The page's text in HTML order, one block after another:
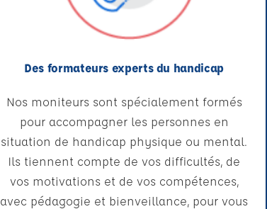
Des formateurs experts du handicap
Nos moniteurs sont spécialement formés
pour accompagner les personnes en
situation de handicap physique ou mental.
Ils tiennent compte de vos difficultés, de
vos motivations et de vos compétences,
avec pédagogie et bienveillance, pour vous